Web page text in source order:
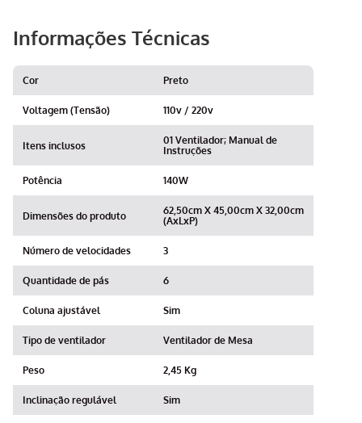
Informações Técnicas
Cor Preto
Voltagem (Tensão) 110v / 220v
Itens inclusos
01 Ventilador; Manual de
Instruções
Potência 140W
Dimensões do produto
62,50cm X 45,00cm X 32,00cm
(AxLxP)
Número de velocidades 3
Quantidade de pás 6
Coluna ajustável Sim
Tipo de ventilador Ventilador de Mesa
Peso 2,45 Kg
Inclinação regulável Sim